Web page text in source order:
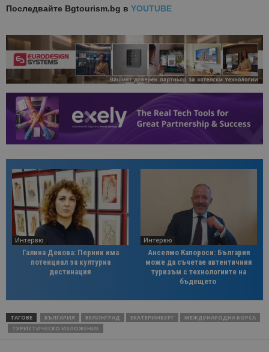
Последвайте Bgtourism.bg в YOUTUBE
Интервю
Галина Декова: Перник има
потенциал за културна
дестинация
Интервю
Анселмо Капороси: България
може да съчетае автентичния
туризъм с технологиите на
бъдещето
ТАГОВЕ БЪЛГАРИЯ ВЕЛИНГРАД ЕКАТЕРИНБУРГ
МЕЖДУНАРОДНА БОРСА
ТУРИСТИЧЕСКО ИЗЛОЖЕНИЕ